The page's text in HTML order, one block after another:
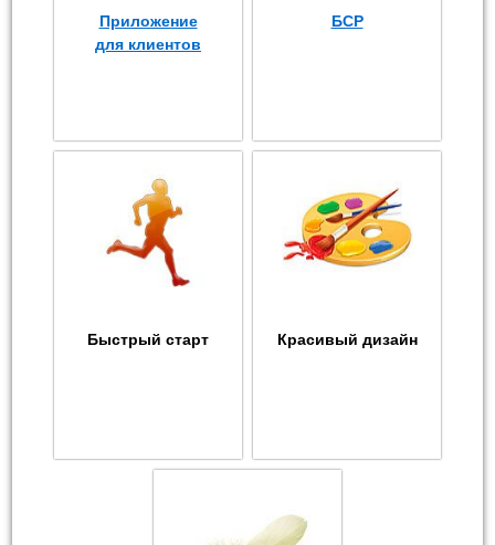
Приложение
для клиентов
БСР
Быстрый старт Красивый дизайн